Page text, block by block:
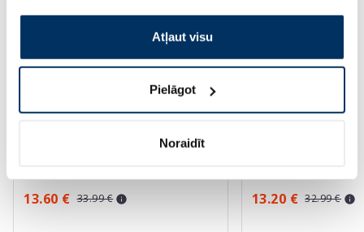
izmantošanai, lūdzu, atzīmējiet savu izvēli:
Atļaut visu
Pielāgot
Noraidīt
13.60 € 33.99 € 13.20 € 32.99 €